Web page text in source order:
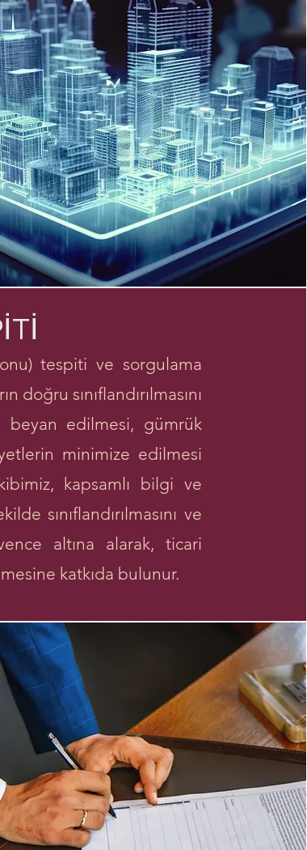
tespiti ve sorgulama
sınıflandırılmasını
beyan edilmesi, gümrük
minimize edilmesi
kapsamlı bilgi ve
sınıflandırılmasını ve
altına alarak, ticari
katkıda bulunur.